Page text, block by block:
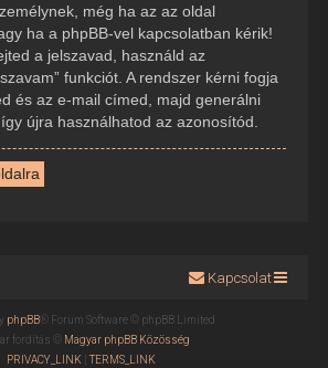
még ha az az oldal
ha a phpBB-vel kapcsolatban kérik!
a jelszavad, használd az
funkciót. A rendszer kérni fogja
és az e-mail címed, majd generálni
újra használhatod az azonosítód.
Kapcsolat
phpBB® Forum Software © phpBB Limited
fordítás © Magyar phpBB Közösség
PRIVACY_LINK |TERMS_LINK